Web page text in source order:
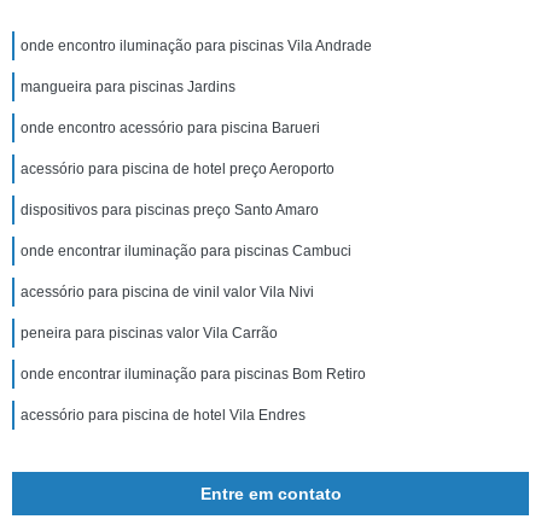
onde encontro iluminação para piscinas Vila Andrade
mangueira para piscinas Jardins
onde encontro acessório para piscina Barueri
acessório para piscina de hotel preço Aeroporto
dispositivos para piscinas preço Santo Amaro
onde encontrar iluminação para piscinas Cambuci
acessório para piscina de vinil valor Vila Nivi
peneira para piscinas valor Vila Carrão
onde encontrar iluminação para piscinas Bom Retiro
acessório para piscina de hotel Vila Endres
Entre em contato